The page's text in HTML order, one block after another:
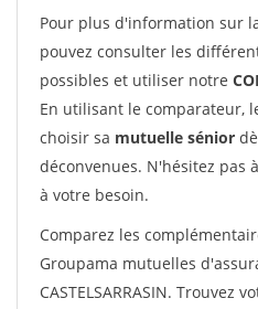
Pour plus d'information sur
pouvez consulter les
possibles et utiliser notre
En utilisant le comparateur,
choisir sa mutuelle sénior
déconvenues. N'hésitez
à votre besoin.
Comparez les
Groupama mutuelles
CASTELSARRASIN. Trouvez